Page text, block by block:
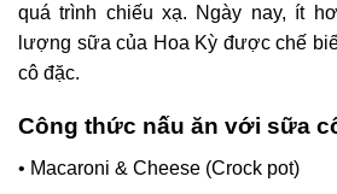
quá trình chiếu xạ. Ngày nay, ít
lượng sữa của Hoa Kỳ được chế
cô đặc.
Công thức nấu ăn với sữa
• Macaroni & Cheese (Crock pot)